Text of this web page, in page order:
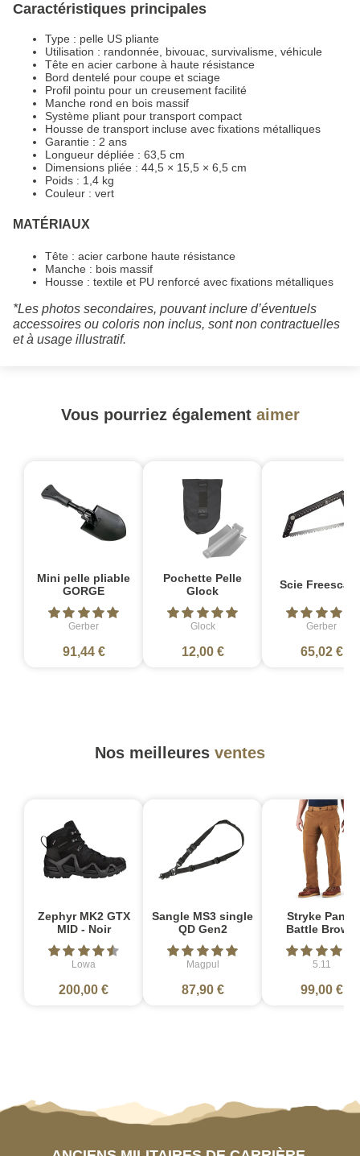
Caractéristiques principales
Type : pelle US pliante
Utilisation : randonnée, bivouac, survivalisme, véhicule
Tête en acier carbone à haute résistance
Bord dentelé pour coupe et sciage
Profil pointu pour un creusement facilité
Manche rond en bois massif
Système pliant pour transport compact
Housse de transport incluse avec fixations métalliques
Garantie : 2 ans
Longueur dépliée : 63,5 cm
Dimensions pliée : 44,5 × 15,5 × 6,5 cm
Poids : 1,4 kg
Couleur : vert
MATÉRIAUX
Tête : acier carbone haute résistance
Manche : bois massif
Housse : textile et PU renforcé avec fixations métalliques
*Les photos secondaires, pouvant inclure d’éventuels
accessoires ou coloris non inclus, sont non contractuelles
et à usage illustratif.
Vous pourriez également aimer
Mini pelle pliable
GORGE
Gerber
91,44 €
Pochette Pelle
Glock
Glock
12,00 €
Scie
Gerber
65,02 €
Nos meilleures ventes
Zephyr MK2 GTX
MID - Noir
Lowa
200,00 €
Sangle MS3 single
QD Gen2
Magpul
87,90 €
Stryke Pant -
Battle Brown
5.11
99,00 €